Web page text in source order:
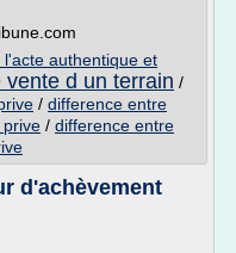
authentique et
vente d un terrain /
/ difference entre
prive / difference entre
d'achèvement